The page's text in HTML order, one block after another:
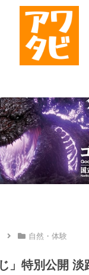
自然・体験
」特別公開 淡